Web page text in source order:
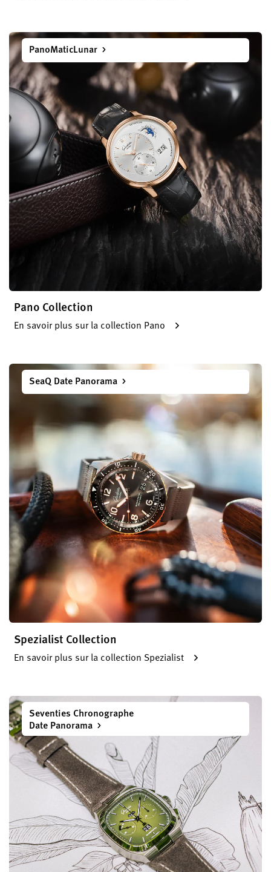
PanoMaticLunar
Pano Collection
En savoir plus sur la collection Pano
SeaQ Date Panorama
Spezialist Collection
En savoir plus sur la collection Spezialist
Seventies Chronographe
Date Panorama